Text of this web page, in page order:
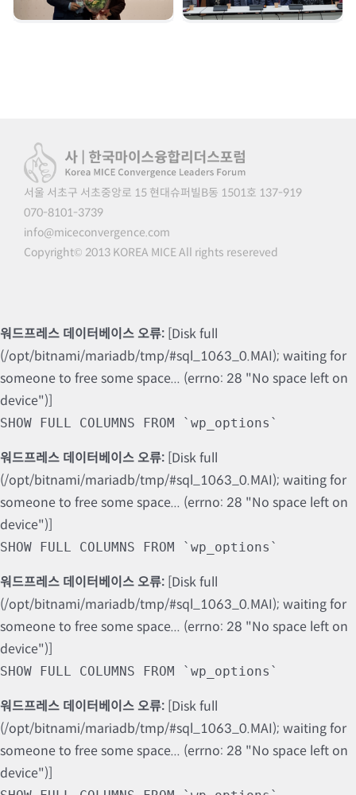
서울 서초구 서초중앙로 15 현대슈퍼빌B동 1501호 137-919
070-8101-3739
info@miceconvergence.com
Copyright© 2013 KOREA MICE All rights resereved
워드프레스 데이터베이스 오류: [Disk full
(/opt/bitnami/mariadb/tmp/#sql_1063_0.MAI); waiting for
someone to free some space... (errno: 28 "No space left on
device")]
SHOW FULL COLUMNS FROM `wp_options`
워드프레스 데이터베이스 오류: [Disk full
(/opt/bitnami/mariadb/tmp/#sql_1063_0.MAI); waiting for
someone to free some space... (errno: 28 "No space left on
device")]
SHOW FULL COLUMNS FROM `wp_options`
워드프레스 데이터베이스 오류: [Disk full
(/opt/bitnami/mariadb/tmp/#sql_1063_0.MAI); waiting for
someone to free some space... (errno: 28 "No space left on
device")]
SHOW FULL COLUMNS FROM `wp_options`
워드프레스 데이터베이스 오류: [Disk full
(/opt/bitnami/mariadb/tmp/#sql_1063_0.MAI); waiting for
someone to free some space... (errno: 28 "No space left on
device")]